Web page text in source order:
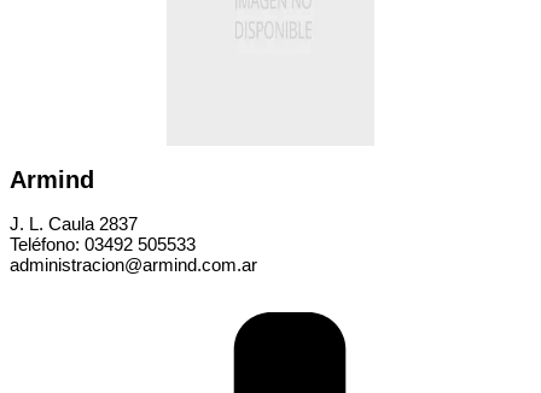
Armind
J. L. Caula 2837
Teléfono: 03492 505533
administracion@armind.com.ar